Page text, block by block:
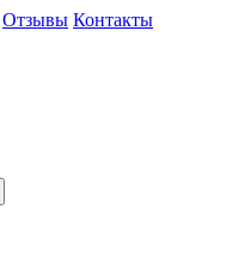
Отзывы Контакты